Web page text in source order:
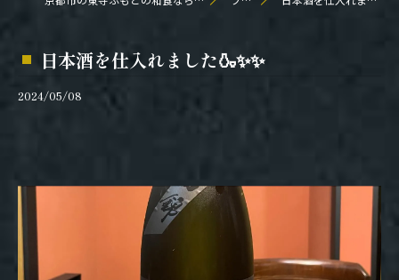
日本酒を仕入れました🍶✨✨
2024/05/08